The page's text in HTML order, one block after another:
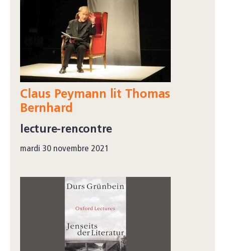
Claus Peymann lit Thomas
Bernhard
lecture-rencontre
mardi 30 novembre 2021